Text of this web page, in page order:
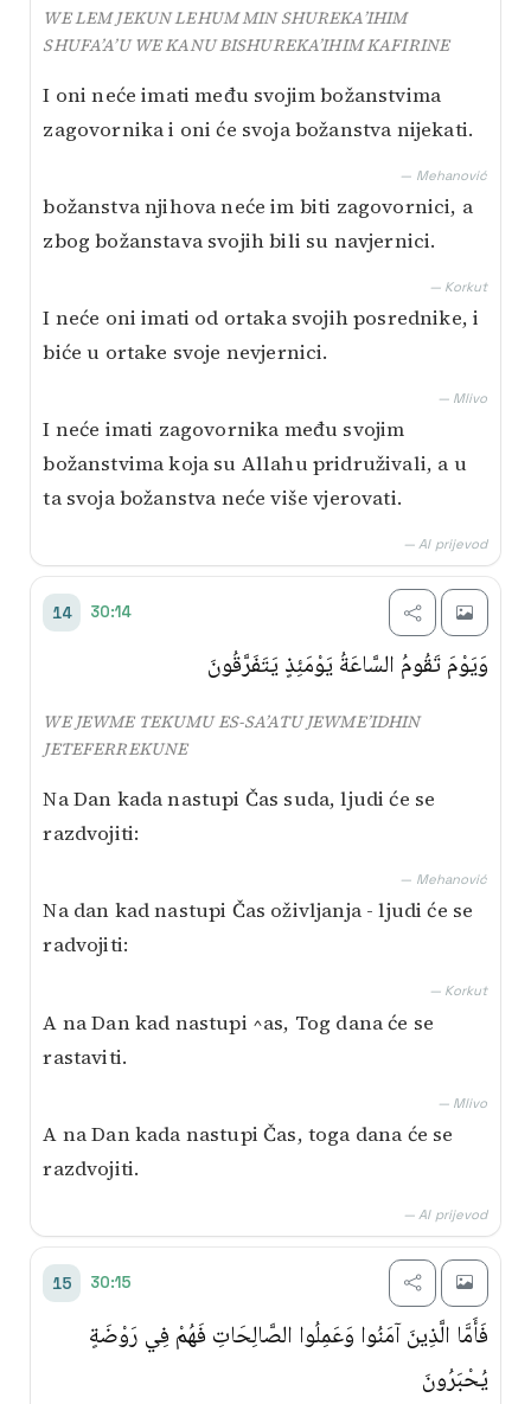
WE LEM JEKUN LEHUM MIN SHUREKA’IHIM
SHUFA’A’U WE KANU BISHUREKA’IHIM KAFIRINE
I oni neće imati među svojim božanstvima
zagovornika i oni će svoja božanstva nijekati.
— Mehanović
božanstva njihova neće im biti zagovornici, a
zbog božanstava svojih bili su navjernici.
— Korkut
I neće oni imati od ortaka svojih posrednike, i
biće u ortake svoje nevjernici.
— Mlivo
I neće imati zagovornika među svojim
božanstvima koja su Allahu pridruživali, a u
ta svoja božanstva neće više vjerovati.
— AI prijevod
14 30:14
وَيَوْمَ تَقُومُ السَّاعَةُ يَوْمَئِذٍ يَتَفَرَّقُونَ
WE JEWME TEKUMU ES-SA’ATU JEWME’IDHIN
JETEFERREKUNE
Na Dan kada nastupi Čas suda, ljudi će se
razdvojiti:
— Mehanović
Na dan kad nastupi Čas oživljanja - ljudi će se
radvojiti:
— Korkut
A na Dan kad nastupi ^as, Tog dana će se
rastaviti.
— Mlivo
A na Dan kada nastupi Čas, toga dana će se
razdvojiti.
— AI prijevod
15 30:15
فَأَمَّا الَّذِينَ آمَنُوا وَعَمِلُوا الصَّالِحَاتِ فَهُمْ فِي رَوْضَةٍ
يُحْبَرُونَ